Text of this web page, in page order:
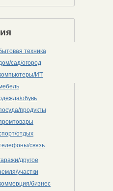
техника
сад/огород
ИТ
обувь
продукты
отдых
связь
другое
участки
бизнес